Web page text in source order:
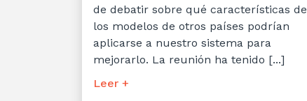
de debatir sobre qué características de
los modelos de otros países podrían
aplicarse a nuestro sistema para
mejorarlo. La reunión ha tenido [...]
Leer +